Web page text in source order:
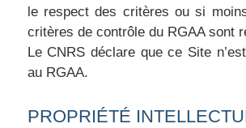
le respect des critères ou si
critères de contrôle du RGAA sont
Le CNRS déclare que ce Site
au RGAA.
PROPRIÉTÉ